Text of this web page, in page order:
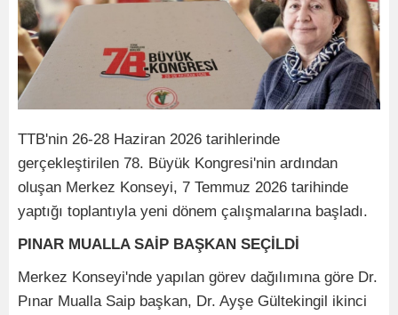
TTB'nin 26-28 Haziran 2026 tarihlerinde
gerçekleştirilen 78. Büyük Kongresi'nin ardından
oluşan Merkez Konseyi, 7 Temmuz 2026 tarihinde
yaptığı toplantıyla yeni dönem çalışmalarına başladı.
PINAR MUALLA SAİP BAŞKAN SEÇİLDİ
Merkez Konseyi'nde yapılan görev dağılımına göre Dr.
Pınar Mualla Saip başkan, Dr. Ayşe Gültekingil ikinci